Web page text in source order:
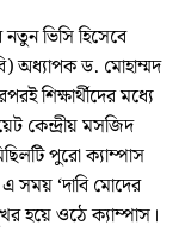
নতুন ভিসি হিসেবে
অধ্যাপক ড. মোহাম্মদ
শিক্ষার্থীদের মধ্যে
কেন্দ্রীয় মসজিদ
পুরো ক্যাম্পাস
সময় ‘দাবি মোদের
হয়ে ওঠে ক্যাম্পাস।